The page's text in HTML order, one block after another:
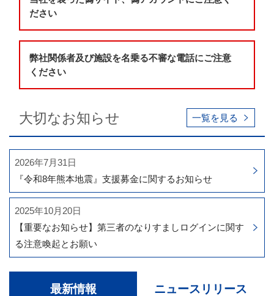
ださい
弊社関係者及び施設を名乗る不審な電話にご注意
ください
大切なお知らせ 一覧を見る
2026年7月31日
『令和8年熊本地震』支援募金に関するお知らせ
2025年10月20日
【重要なお知らせ】第三者のなりすましログインに関す
る注意喚起とお願い
最新情報 ニュースリリース